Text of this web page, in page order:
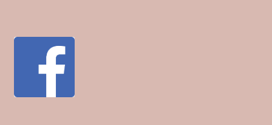
Contactez nous